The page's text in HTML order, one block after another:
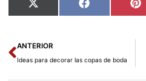
Compartir
en
X
(Twitter)
Compartir
en
Facebook
Ant
ANTERIOR
Ideas para decorar las copas de boda